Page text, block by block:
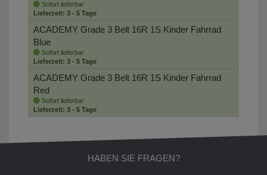
Sofort lieferbar
Lieferzeit: 3 - 5 Tage
ACADEMY Grade 3 Belt 16R 1S Kinder Fahrrad
Blue
Sofort lieferbar
Lieferzeit: 3 - 5 Tage
ACADEMY Grade 3 Belt 16R 1S Kinder Fahrrad
Red
Sofort lieferbar
Lieferzeit: 3 - 5 Tage
HABEN SIE FRAGEN?